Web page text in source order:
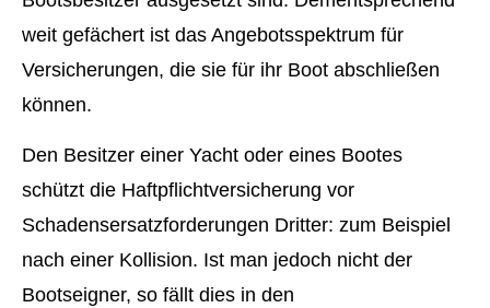
weit gefächert ist das Angebotsspektrum für
Versicherungen, die sie für ihr Boot abschließen
können.
Den Besitzer einer Yacht oder eines Bootes
schützt die Haft­pflichtversicherung vor
Schadensersatzforderungen Dritter: zum Beispiel
nach einer Kollision. Ist man jedoch nicht der
Bootseigner, so fällt dies in den